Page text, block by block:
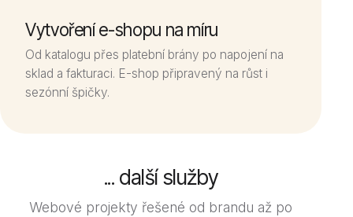
Vytvoření e-shopu na míru
Od katalogu přes platební brány po napojení na
sklad a fakturaci. E-shop připravený na růst i
sezónní špičky.
... další služby
Webové projekty řešené od brandu až po